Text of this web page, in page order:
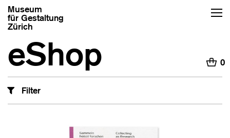
Museum
für Gestaltung
Zürich
eShop H 0
Filter